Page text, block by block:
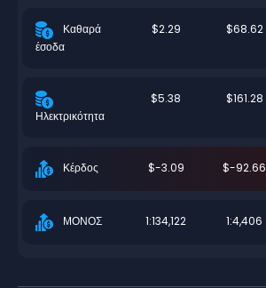
Καθαρά
έσοδα
$2.29 $68.62
Ηλεκτρικότητα
$5.38 $161.28
Κέρδος $-3.09 $-92.66
ΜΟΝΟΣ 1:134,122 1:4,406